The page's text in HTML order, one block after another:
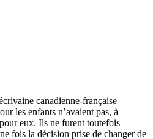
canadienne-française
les enfants n’avaient pas, à
eux. Ils ne furent toutefois
fois la décision prise de changer de